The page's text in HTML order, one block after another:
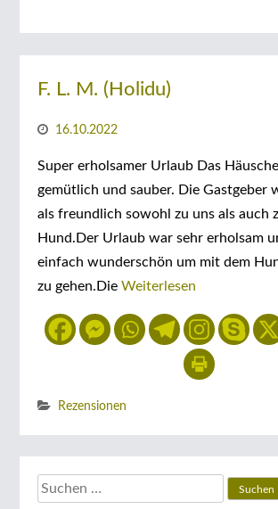
F. L. M. (Holidu)
16.10.2022
Super erholsamer Urlaub Das
gemütlich und sauber. Die Gastgeber
als freundlich sowohl zu uns als auch
Hund.Der Urlaub war sehr erholsam
einfach wunderschön um mit dem
zu gehen.Die Weiterlesen
Rezensionen
Suchen